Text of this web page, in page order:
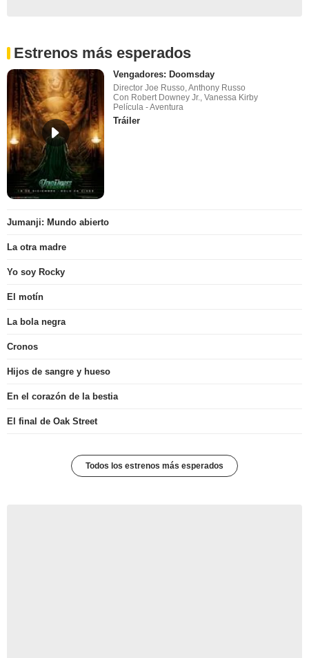
Estrenos más esperados
Vengadores: Doomsday
Director Joe Russo, Anthony Russo
Con Robert Downey Jr., Vanessa Kirby
Película - Aventura
Tráiler
Jumanji: Mundo abierto
La otra madre
Yo soy Rocky
El motín
La bola negra
Cronos
Hijos de sangre y hueso
En el corazón de la bestia
El final de Oak Street
Todos los estrenos más esperados